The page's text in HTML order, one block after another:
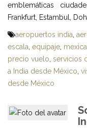
emblemáticas
Frankfurt, Estambul,
aeropuertos india
escala equipaje
precio vuelo servicios
a India desde México
desde México